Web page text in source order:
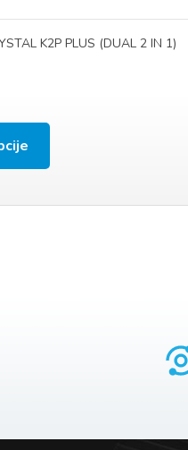
K2P PLUS (DUAL 2 IN 1)
proizvod
stranici